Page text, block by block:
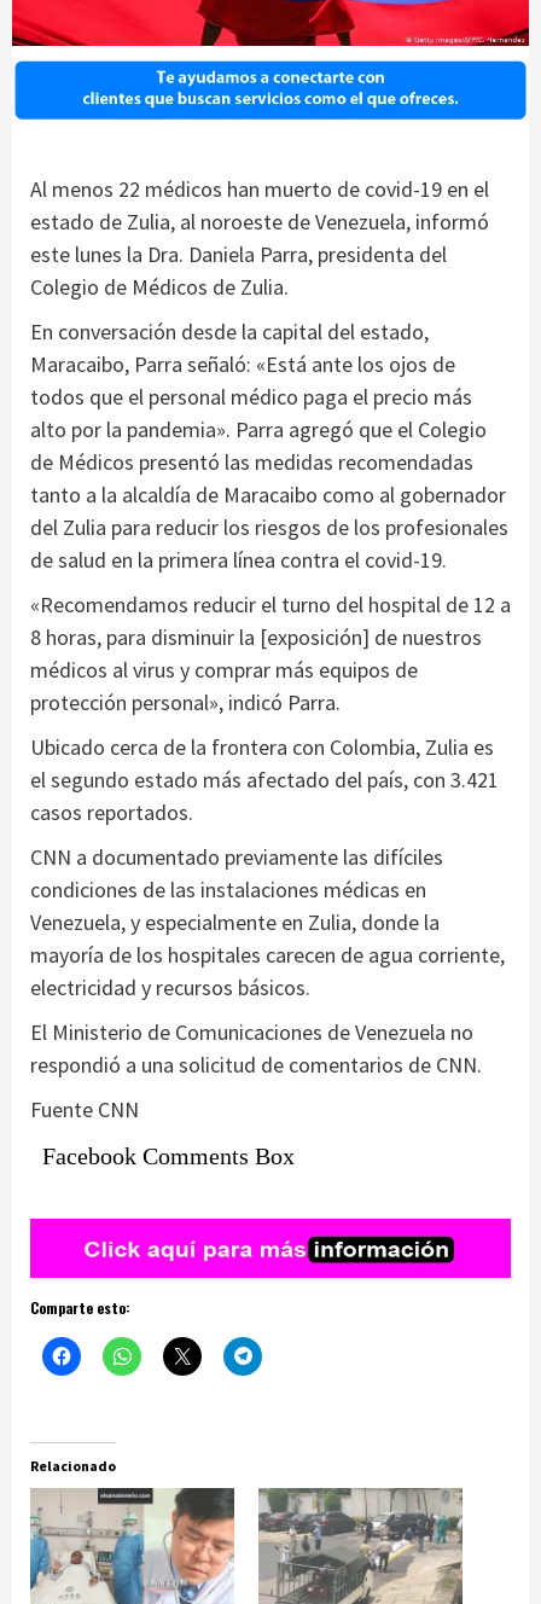
Al menos 22 médicos han muerto de covid-19 en el
estado de Zulia, al noroeste de Venezuela, informó
este lunes la Dra. Daniela Parra, presidenta del
Colegio de Médicos de Zulia.
En conversación desde la capital del estado,
Maracaibo, Parra señaló: «Está ante los ojos de
todos que el personal médico paga el precio más
alto por la pandemia». Parra agregó que el Colegio
de Médicos presentó las medidas recomendadas
tanto a la alcaldía de Maracaibo como al gobernador
del Zulia para reducir los riesgos de los profesionales
de salud en la primera línea contra el covid-19.
«Recomendamos reducir el turno del hospital de 12 a
8 horas, para disminuir la [exposición] de nuestros
médicos al virus y comprar más equipos de
protección personal», indicó Parra.
Ubicado cerca de la frontera con Colombia, Zulia es
el segundo estado más afectado del país, con 3.421
casos reportados.
CNN a documentado previamente las difíciles
condiciones de las instalaciones médicas en
Venezuela, y especialmente en Zulia, donde la
mayoría de los hospitales carecen de agua corriente,
electricidad y recursos básicos.
El Ministerio de Comunicaciones de Venezuela no
respondió a una solicitud de comentarios de CNN.
Fuente CNN
Facebook Comments Box
Comparte esto:
Relacionado